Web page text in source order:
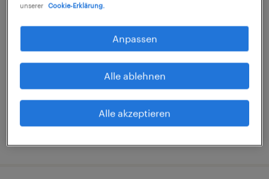
Sankt Ingbert, Saarland
Arbeitnehmerüberlassung
€14,96 - €17,80 pro Stunde
Industrie und Handwerk
unserer
Cookie-Erklärung.
Anpassen
Alle ablehnen
Alle akzeptieren